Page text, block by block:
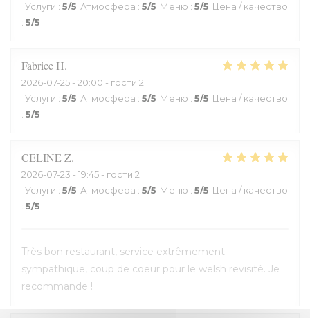
Услуги : 5/5 Атмосфера : 5/5 Меню : 5/5 Цена / качество
: 5/5
FabriceH
2026-07-25 - 20:00 - гости 2
Услуги : 5/5 Атмосфера : 5/5 Меню : 5/5 Цена / качество
: 5/5
CELINEZ
2026-07-23 - 19:45 - гости 2
Услуги : 5/5 Атмосфера : 5/5 Меню : 5/5 Цена / качество
: 5/5
Très bon restaurant, service extrêmement
sympathique, coup de coeur pour le welsh revisité. Je
recommande !